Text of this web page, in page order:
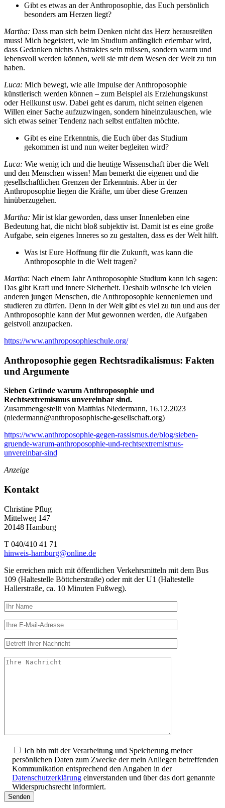
Gibt es etwas an der Anthroposophie, das Euch persönlich
besonders am Herzen liegt?
Martha: Dass man sich beim Denken nicht das Herz herausreißen
muss! Mich begeistert, wie im Studium anfänglich erlernbar wird,
dass Gedanken nichts Abstraktes sein müssen, sondern warm und
lebensvoll werden können, weil sie mit dem Wesen der Welt zu tun
haben.
Luca: Mich bewegt, wie alle Impulse der Anthroposophie
künstlerisch werden können – zum Beispiel als Erziehungskunst
oder Heilkunst usw. Dabei geht es darum, nicht seinen eigenen
Willen einer Sache aufzuzwingen, sondern hineinzulauschen, wie
sich etwas seiner Tendenz nach selbst entfalten möchte.
Gibt es eine Erkenntnis, die Euch über das Studium
gekommen ist und nun weiter begleiten wird?
Luca: Wie wenig ich und die heutige Wissenschaft über die Welt
und den Menschen wissen! Man bemerkt die eigenen und die
gesellschaftlichen Grenzen der Erkenntnis. Aber in der
Anthroposophie liegen die Kräfte, um über diese Grenzen
hinüberzugehen.
Martha: Mir ist klar geworden, dass unser Innenleben eine
Bedeutung hat, die nicht bloß subjektiv ist. Damit ist es eine große
Aufgabe, sein eigenes Inneres so zu gestalten, dass es der Welt hilft.
Was ist Eure Hoffnung für die Zukunft, was kann die
Anthroposophie in die Welt tragen?
Martha: Nach einem Jahr Anthroposophie Studium kann ich sagen:
Das gibt Kraft und innere Sicherheit. Deshalb wünsche ich vielen
anderen jungen Menschen, die Anthroposophie kennenlernen und
studieren zu dürfen. Denn in der Welt gibt es viel zu tun und aus der
Anthroposophie kann der Mut gewonnen werden, die Aufgaben
geistvoll anzupacken.
https://www.anthroposophieschule.org/
Anthroposophie gegen Rechtsradikalismus: Fakten
und Argumente
Sieben Gründe warum Anthroposophie und
Rechtsextremismus unvereinbar sind.
Zusammengestellt von Matthias Niedermann, 16.12.2023
(niedermann@anthroposophische-gesellschaft.org)
https://www.anthroposophie-gegen-rassismus.de/blog/sieben-
gruende-warum-anthroposophie-und-rechtsextremismus-
unvereinbar-sind
Anzeige
Kontakt
Christine Pflug
Mittelweg 147
20148 Hamburg
T 040/410 41 71
hinweis-hamburg@online.de
Sie erreichen mich mit öffentlichen Verkehrsmitteln mit dem Bus
109 (Haltestelle Böttcherstraße) oder mit der U1 (Haltestelle
Hallerstraße, ca. 10 Minuten Fußweg).
Ich bin mit der Verarbeitung und Speicherung meiner
persönlichen Daten zum Zwecke der mein Anliegen betreffenden
Kommunikation entsprechend den Angaben in der
Datenschutzerklärung einverstanden und über das dort genannte
Widerspruchsrecht informiert.